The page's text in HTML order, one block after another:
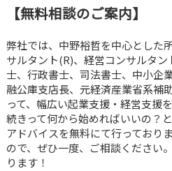
【無料相談のご案内】
弊社では、中野裕哲を中心とした
サルタント(R)、経営コンサルタ
士、行政書士、司法書士、中小企
融公庫支店長、元経済産業省系補
って、幅広い起業支援・経営支援
続きって何から始めればいいの？
アドバイスを無料にて行っており
ので、ぜひ一度、ご相談ください
ります！